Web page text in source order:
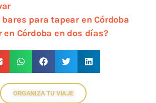
para tapear en Córdoba
en Córdoba en dos días?
ORGANIZA TU VIAJE